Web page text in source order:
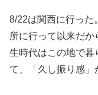
8/22は関西に行った
所に行って以来だ
生時代はこの地で暮
て、「久し振り感」